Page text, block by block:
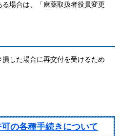
場合は、「麻薬取扱者役員変更
した場合に再交付を受けるため
の各種手続きについて